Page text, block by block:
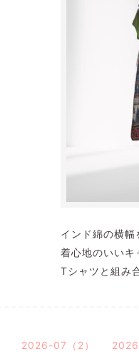
インド綿の横幅
着心地のいいキ
Tシャツと組み
2026-07（2）